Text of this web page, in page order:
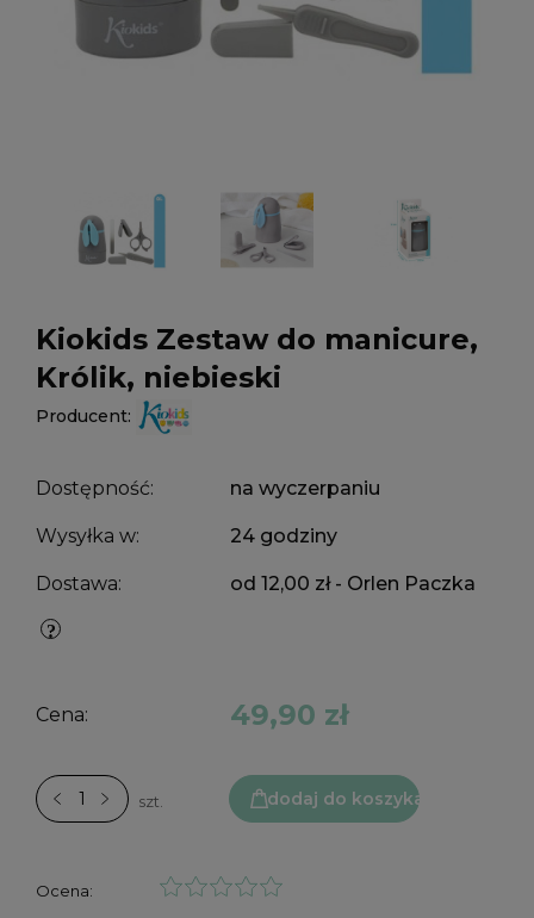
Kiokids Zestaw do manicure,
Królik, niebieski
Producent:
Dostępność: na wyczerpaniu
Wysyłka w: 24 godziny
Dostawa: od 12,00 zł - Orlen Paczka
Cena: 49,90 zł
szt. dodaj do koszyka
Ocena: